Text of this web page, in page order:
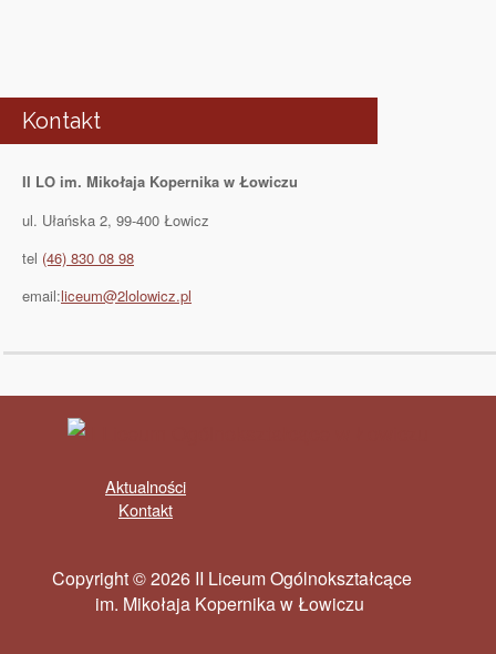
Kontakt
II LO im. Mikołaja Kopernika w Łowiczu
ul. Ułańska 2, 99-400 Łowicz
tel (46) 830 08 98
email:liceum@2lolowicz.pl
Aktualności
Kontakt
Copyright © 2026 II Liceum Ogólnokształcące
im. Mikołaja Kopernika w Łowiczu